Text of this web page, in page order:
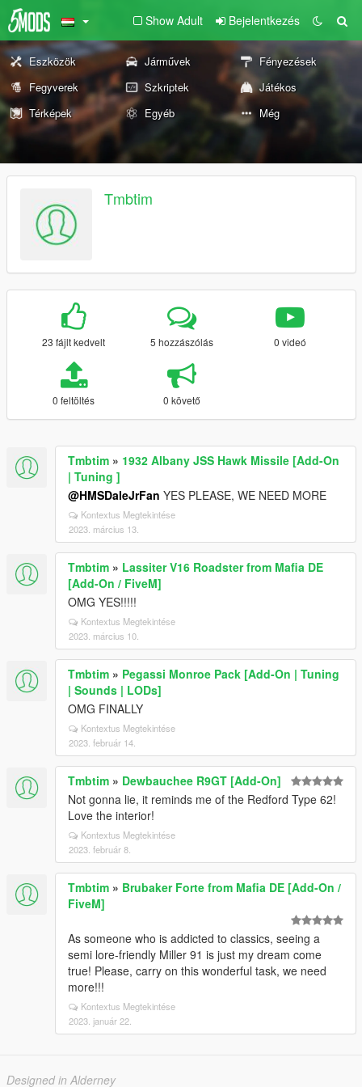
Show Adult Bejelentkezés
Eszközök Járművek
Fényezések
Fegyverek
Szkriptek
Játékos
Térképek
Egyéb Még
Tmbtim
23 fájlt kedvelt 5 hozzászólás 0 videó
0 feltöltés 0 követő
Tmbtim » 1932 Albany JSS Hawk Missile [Add-On
| Tuning ]
@HMSDaleJrFan YES PLEASE, WE NEED MORE
Kontextus Megtekintése
2023. március 13.
Tmbtim » Lassiter V16 Roadster from Mafia DE
[Add-On / FiveM]
OMG YES!!!!!
Kontextus Megtekintése
2023. március 10.
Tmbtim » Pegassi Monroe Pack [Add-On | Tuning
| Sounds | LODs]
OMG FINALLY
Kontextus Megtekintése
2023. február 14.
Tmbtim » Dewbauchee R9GT [Add-On]
Not gonna lie, it reminds me of the Redford Type 62!
Love the interior!
Kontextus Megtekintése
2023. február 8.
Tmbtim » Brubaker Forte from Mafia DE [Add-On /
FiveM]
As someone who is addicted to classics, seeing a
semi lore-friendly Miller 91 is just my dream come
true! Please, carry on this wonderful task, we need
more!!!
Kontextus Megtekintése
2023. január 22.
Designed in Alderney